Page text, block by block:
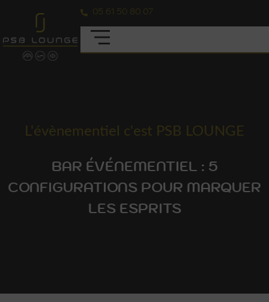
05 61 50 80 07
L'évènementiel c'est PSB LOUNGE
BAR ÉVÉNEMENTIEL : 5
CONFIGURATIONS POUR MARQUER
LES ESPRITS